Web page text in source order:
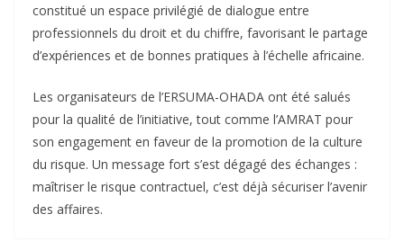
constitué un espace privilégié de dialogue entre
professionnels du droit et du chiffre, favorisant le partage
d’expériences et de bonnes pratiques à l’échelle africaine.
Les organisateurs de l’ERSUMA-OHADA ont été salués
pour la qualité de l’initiative, tout comme l’AMRAT pour
son engagement en faveur de la promotion de la culture
du risque. Un message fort s’est dégagé des échanges :
maîtriser le risque contractuel, c’est déjà sécuriser l’avenir
des affaires.